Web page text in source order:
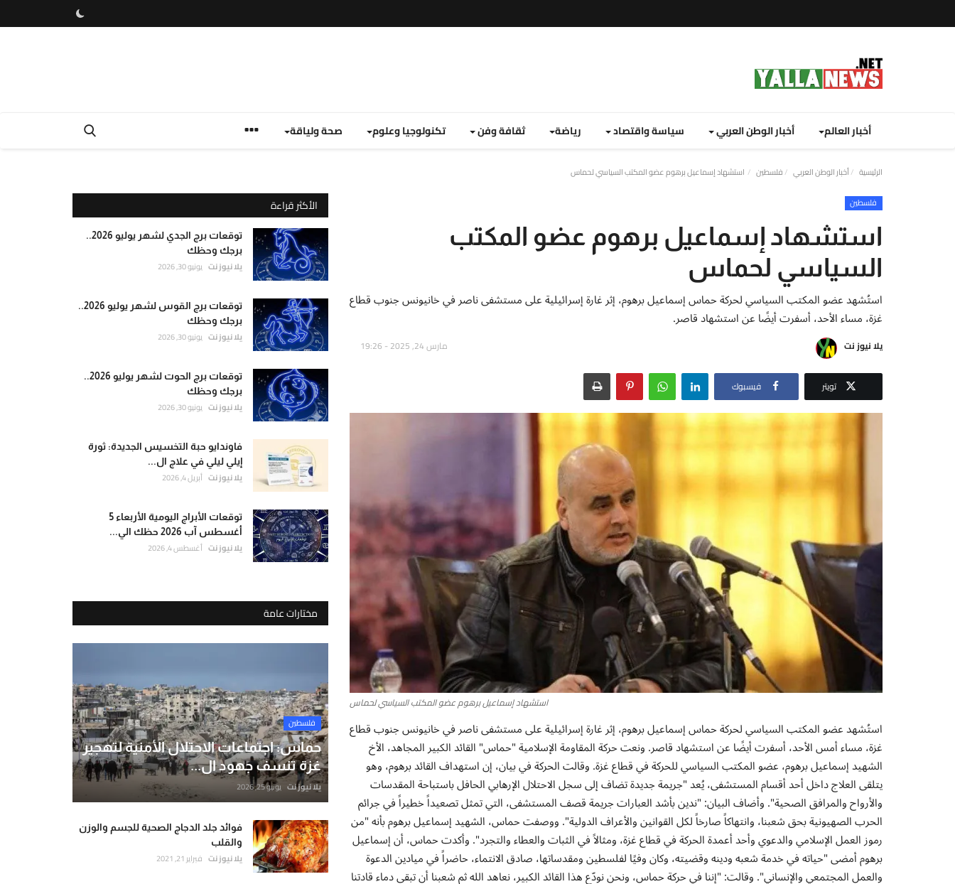
أخبار العالم أخبار الوطن العربي سياسة واقتصاد رياضة ثقافة وفن تكنولوجيا وعلوم صحة ولياقة
الرئيسية أخبار الوطن العربي فلسطين استشهاد إسماعيل برهوم عضو المكتب السياسي لحماس
فلسطين
استشهاد إسماعيل برهوم عضو المكتب
السياسي لحماس
استُشهد عضو المكتب السياسي لحركة حماس إسماعيل برهوم، إثر غارة إسرائيلية على مستشفى ناصر في خانيونس جنوب قطاع
غزة، مساء الأحد، أسفرت أيضًا عن استشهاد قاصر.
يلا نيوز نت مارس 24, 2025 - 19:26
تويتر فيسبوك
استشهاد إسماعيل برهوم عضو المكتب السياسي لحماس
استُشهد عضو المكتب السياسي لحركة حماس إسماعيل برهوم، إثر غارة إسرائيلية على مستشفى ناصر في خانيونس جنوب قطاع
غزة، مساء أمس الأحد، أسفرت أيضًا عن استشهاد قاصر. ونعت حركة المقاومة الإسلامية "حماس" القائد الكبير المجاهد، الأخ
الشهيد إسماعيل برهوم، عضو المكتب السياسي للحركة في قطاع غزة. وقالت الحركة في بيان، إن استهداف القائد برهوم، وهو
يتلقى العلاج داخل أحد أقسام المستشفى، يُعد "جريمة جديدة تضاف إلى سجل الاحتلال الإرهابي الحافل باستباحة المقدسات
والأرواح والمرافق الصحية". وأضاف البيان: "ندين بأشد العبارات جريمة قصف المستشفى، التي تمثل تصعيداً خطيراً في جرائم
الحرب الصهيونية بحق شعبنا، وانتهاكاً صارخاً لكل القوانين والأعراف الدولية". ووصفت حماس، الشهيد إسماعيل برهوم بأنه "من
رموز العمل الإسلامي والدعوي وأحد أعمدة الحركة في قطاع غزة، ومثالاً في الثبات والعطاء والتجرد". وأكدت حماس، أن إسماعيل
برهوم أمضى "حياته في خدمة شعبه ودينه وقضيته، وكان وفيًا لفلسطين ومقدساتها، صادق الانتماء، حاضراً في ميادين الدعوة
والعمل المجتمعي والإنساني". وقالت: "إننا في حركة حماس، ونحن نودّع هذا القائد الكبير، نعاهد الله ثم شعبنا أن تبقى دماء قادتنا
الأكثر قراءة
توقعات برج الجدي لشهر يوليو 2026..
برجك وحظك
يلا نيوز نت يونيو 30, 2026
توقعات برج القوس لشهر يوليو 2026..
برجك وحظك
يلا نيوز نت يونيو 30, 2026
توقعات برج الحوت لشهر يوليو 2026..
برجك وحظك
يلا نيوز نت يونيو 30, 2026
فاوندايو حبة التخسيس الجديدة: ثورة
إيلي ليلي في علاج ال...
يلا نيوز نت أبريل 4, 2026
توقعات الأبراج اليومية الأربعاء 5
أغسطس آب 2026 حظك الي...
يلا نيوز نت أغسطس 4, 2026
مختارات عامة
فلسطين
حماس: اجتماعات الاحتلال الأمنية لتهجير
غزة تنسف جهود ال...
يلا نيوز نت يونيو 25, 2026
فوائد جلد الدجاج الصحية للجسم والوزن
والقلب
يلا نيوز نت فبراير 21, 2021